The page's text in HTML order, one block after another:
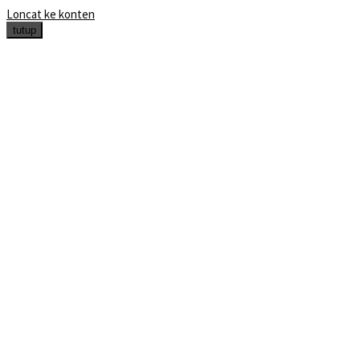
Loncat ke konten
tutup